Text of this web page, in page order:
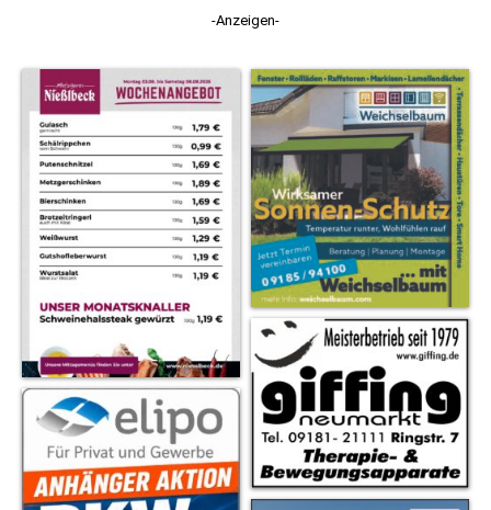
-Anzeigen-